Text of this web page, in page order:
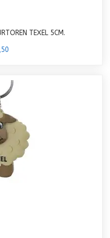
TEXEL 5CM.